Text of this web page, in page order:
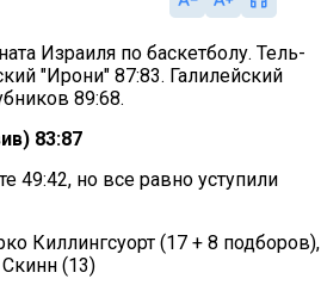
Израиля по баскетболу. Тель-
"Ирони" 87:83. Галилейский
89:68.
83:87
49:42, но все равно уступили
Киллингсуорт (17 + 8 подборов),
(13)